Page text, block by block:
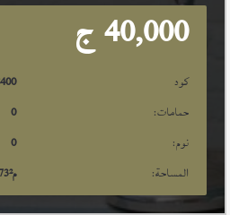
40,000 ج
كود
حمامات:
0
نوم:
0
المساحة:
م²